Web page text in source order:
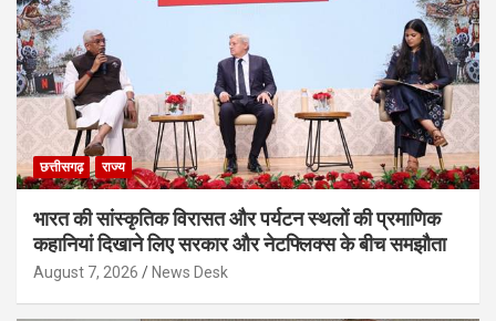
छत्तीसगढ़ राज्य
भारत की सांस्कृतिक विरासत और पर्यटन स्थलों की प्रमाणिक
कहानियां दिखाने लिए सरकार और नेटफ्लिक्स के बीच समझौता
August 7, 2026 News Desk